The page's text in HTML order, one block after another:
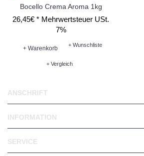
Bocello Crema Aroma 1kg
26,45€ * Mehrwertsteuer USt.
7%
+ Warenkorb + Wunschliste
+ Vergleich
ANSCHRIFT
INFORMATION
SERVICE